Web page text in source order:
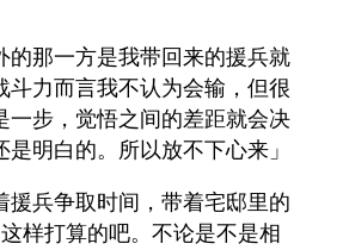
的那一方是我带回来的援兵就
斗力而言我不认为会输，但很
一步，觉悟之间的差距就会决
明白的。所以放不下心来」
援兵争取时间，带着宅邸里的
样打算的吧。不论是不是相